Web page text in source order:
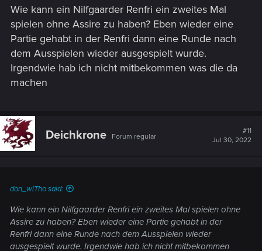
:
Wie kann ein Nilfgaarder Renfri ein zweites Mal
spielen ohne Assire zu haben? Eben wieder eine
Partie gehabt in der Renfri dann eine Runde nach
dem Ausspielen wieder ausgespielt wurde.
Irgendwie hab ich nicht mitbekommen was die da
machen
Deichkrone Forum regular
#11
Jul 30, 2022
don_wiTho said:
Wie kann ein Nilfgaarder Renfri ein zweites Mal spielen ohne
Assire zu haben? Eben wieder eine Partie gehabt in der
Renfri dann eine Runde nach dem Ausspielen wieder
ausgespielt wurde. Irgendwie hab ich nicht mitbekommen